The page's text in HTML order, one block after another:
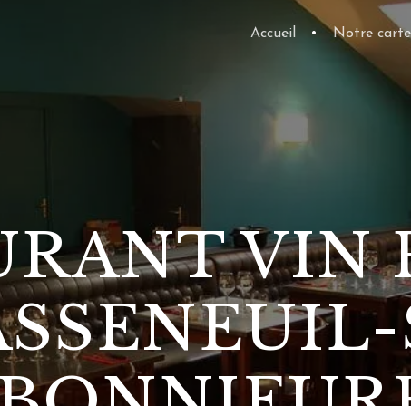
Accueil • Notre carte
VIN